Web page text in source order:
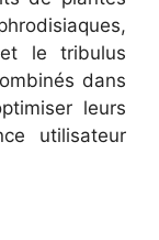
le tribulus
dans
leurs
utilisateur